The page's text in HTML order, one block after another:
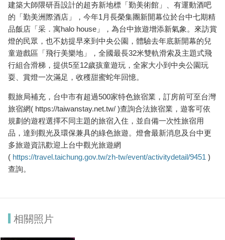
建築大師隈研吾設計的超夯新地標「勤美術館」、有運動酒吧
的「勤美洲際酒店」，今年1月長榮集團新開幕位於台中七期精
品飯店「采．寓halo house」，為台中旅遊增添新氣象。來訪賞
燈的民眾，也不妨提早來到中央公園，體驗去年底新開幕的兒
童遊戲區「飛行美樂地」，全國最長32米雙軌滑索及主題式飛
行組合滑梯，提供5至12歲孩童遊玩，全家大小到中央公園玩
耍、賞燈一次滿足，收穫甜蜜蛇年回憶。
觀旅局補充，台中市有超過500家特色旅宿業，訂房前可至台灣
旅宿網( https://taiwanstay.net.tw/ )查詢合法旅宿業，遊客可依
規劃的遊程選擇不同主題的旅宿入住，並自備一次性旅宿用
品，達到觀光及環保兼具的綠色旅遊。燈會最新消息及台中更
多旅遊資訊歡迎上台中觀光旅遊網
( https://travel.taichung.gov.tw/zh-tw/event/activitydetail/9451 )
查詢。
相關照片